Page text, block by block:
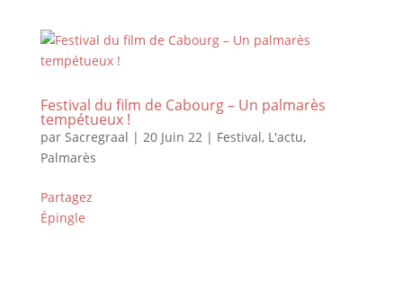
Festival du film de Cabourg – Un palmarès
tempétueux !
par Sacregraal | 20 Juin 22| Festival, L'actu,
Palmarès
Partagez
Épingle